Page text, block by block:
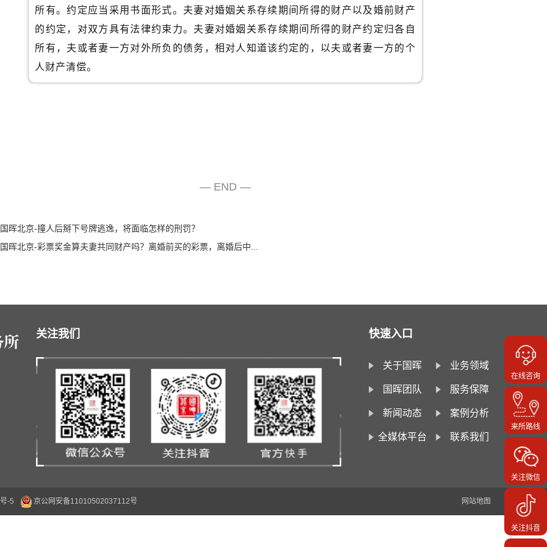
所有。约定应当采用书面形式。夫妻对婚姻关系存续期间所得的财产以及婚前财产
的约定，对双方具有法律约束力。夫妻对婚姻关系存续期间所得的财产约定归各自
所有，夫或者妻一方对外所负的债务，相对人知道该约定的，以夫或者妻一方的个
人财产清偿。
— END —
国晖北京-撞人后掰下号牌逃逸，将面临怎样的刑罚？
国晖北京-彩票奖金算夫妻共同财产吗？离婚前买的彩票，离婚后中...
关注我们 快速入口
关于国晖 业务领域
国晖团队 服务保障
新闻动态 案例分析
全媒体平台 联系我们
-5 京公网安备11010502037112号 网站地图
在线咨询
来所路线
关注微信
关注抖音